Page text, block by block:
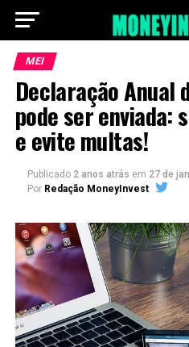
MEI
Declaração Anual
pode ser enviada:
e evite multas!
Publicado 2 anos atrás em 27 de
Por Redação MoneyInvest